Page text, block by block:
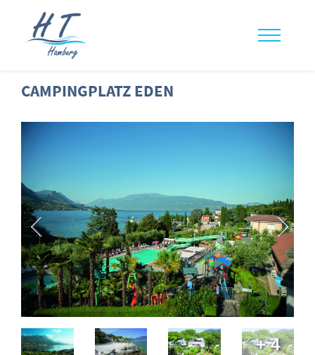
CAMPINGPLATZ EDEN
+ 4